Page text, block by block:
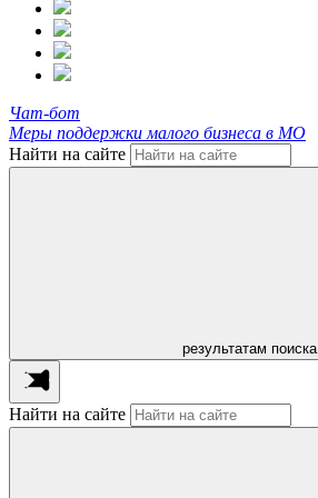
Чат-бот
Меры поддержки малого бизнеса в МО
Найти на сайте
результатам поиска
Найти на сайте